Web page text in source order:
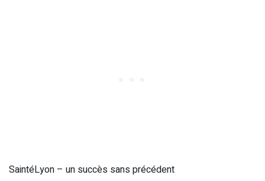
SaintéLyon – un succès sans précédent